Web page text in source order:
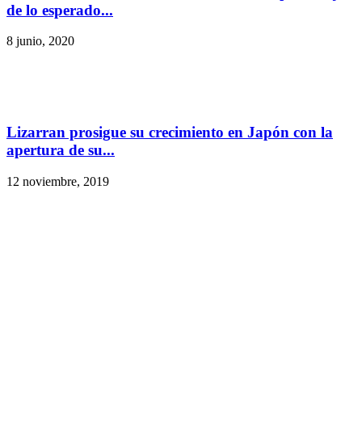
de lo esperado...
8 junio, 2020
Lizarran prosigue su crecimiento en Japón con la
apertura de su...
12 noviembre, 2019